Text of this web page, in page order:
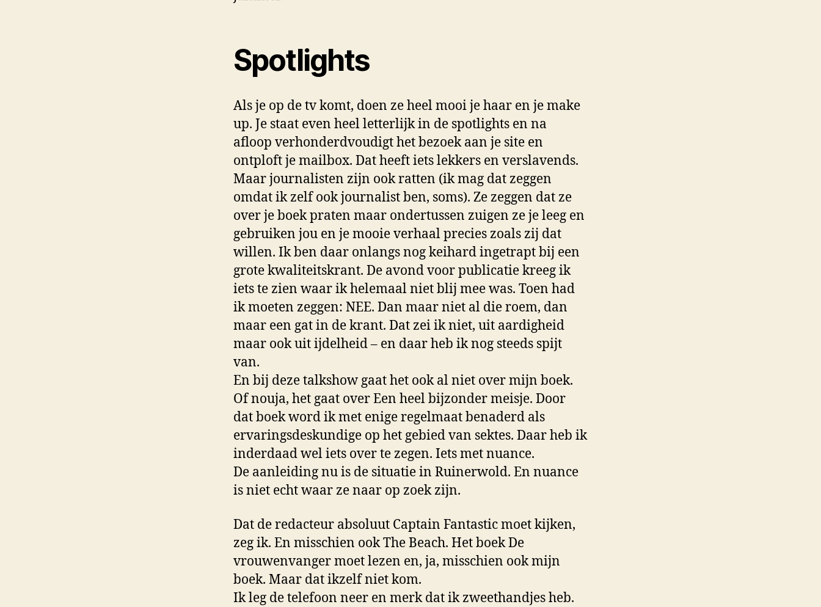
Spotlights
Als je op de tv komt, doen ze heel mooi je haar en je make
up. Je staat even heel letterlijk in de spotlights en na
afloop verhonderdvoudigt het bezoek aan je site en
ontploft je mailbox. Dat heeft iets lekkers en verslavends.
Maar journalisten zijn ook ratten (ik mag dat zeggen
omdat ik zelf ook journalist ben, soms). Ze zeggen dat ze
over je boek praten maar ondertussen zuigen ze je leeg en
gebruiken jou en je mooie verhaal precies zoals zij dat
willen. Ik ben daar onlangs nog keihard ingetrapt bij een
grote kwaliteitskrant. De avond voor publicatie kreeg ik
iets te zien waar ik helemaal niet blij mee was. Toen had
ik moeten zeggen: NEE. Dan maar niet al die roem, dan
maar een gat in de krant. Dat zei ik niet, uit aardigheid
maar ook uit ijdelheid – en daar heb ik nog steeds spijt
van.
En bij deze talkshow gaat het ook al niet over mijn boek.
Of nouja, het gaat over Een heel bijzonder meisje. Door
dat boek word ik met enige regelmaat benaderd als
ervaringsdeskundige op het gebied van sektes. Daar heb ik
inderdaad wel iets over te zegen. Iets met nuance.
De aanleiding nu is de situatie in Ruinerwold. En nuance
is niet echt waar ze naar op zoek zijn.
Dat de redacteur absoluut Captain Fantastic moet kijken,
zeg ik. En misschien ook The Beach. Het boek De
vrouwenvanger moet lezen en, ja, misschien ook mijn
boek. Maar dat ikzelf niet kom.
Ik leg de telefoon neer en merk dat ik zweethandjes heb.